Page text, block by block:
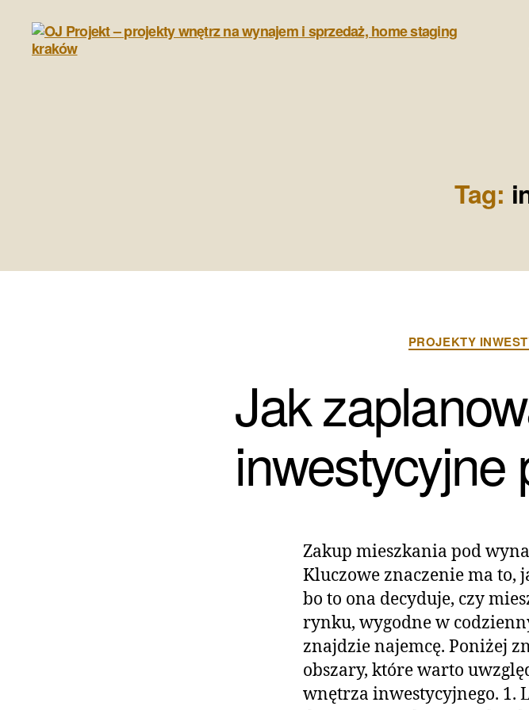
staging
Tag:
PROJEKTY
Jak
Zakup mieszkania pod
Kluczowe znaczenie ma to,
bo to ona decyduje, czy
rynku, wygodne w
znajdzie najemcę. Poniżej
obszary, które warto
wnętrza inwestycyjnego. 1.